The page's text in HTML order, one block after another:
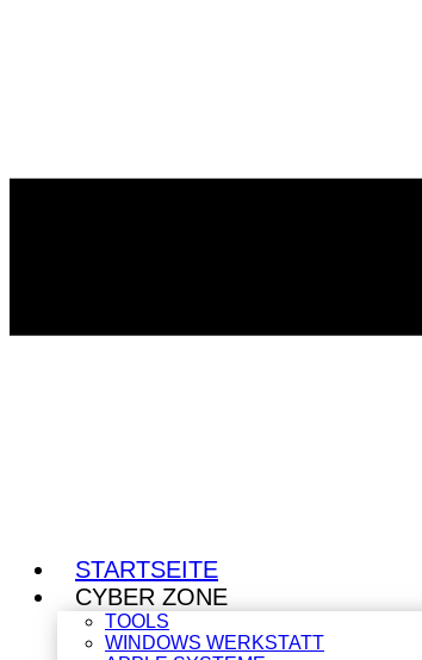
STARTSEITE
CYBER ZONE
TOOLS
WINDOWS WERKSTATT